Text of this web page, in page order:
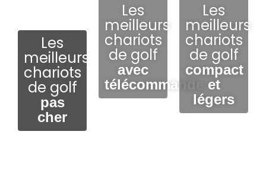
Les
meilleurs
chariots
de golf
pas
cher
Les
meilleurs
chariots
de golf
avec
télécommande
Les
meilleurs
chariots
de golf
compact
et
légers